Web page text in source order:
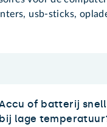
usb-sticks,
of batterij
bij lage